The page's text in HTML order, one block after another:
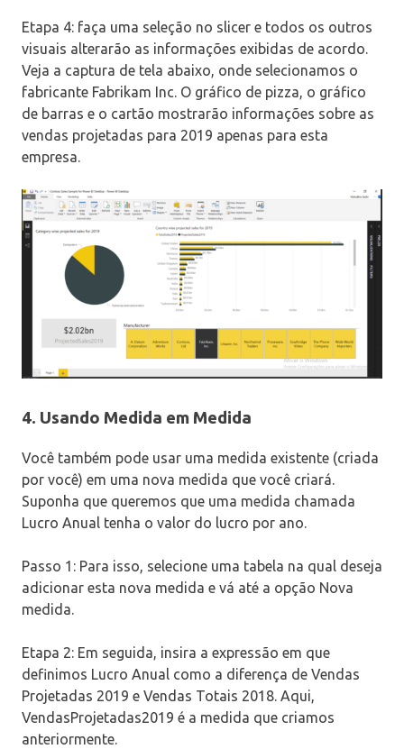
Etapa 4: faça uma seleção no slicer e todos os outros
visuais alterarão as informações exibidas de acordo.
Veja a captura de tela abaixo, onde selecionamos o
fabricante Fabrikam Inc. O gráfico de pizza, o gráfico
de barras e o cartão mostrarão informações sobre as
vendas projetadas para 2019 apenas para esta
empresa.
4. Usando Medida em Medida
Você também pode usar uma medida existente (criada
por você) em uma nova medida que você criará.
Suponha que queremos que uma medida chamada
Lucro Anual tenha o valor do lucro por ano.
Passo 1: Para isso, selecione uma tabela na qual deseja
adicionar esta nova medida e vá até a opção Nova
medida.
Etapa 2: Em seguida, insira a expressão em que
definimos Lucro Anual como a diferença de Vendas
Projetadas 2019 e Vendas Totais 2018. Aqui,
VendasProjetadas2019 é a medida que criamos
anteriormente.